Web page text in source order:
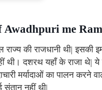
Awadhpuri me
की राजधानी थी| इसकी
थी। दशरथ यहाँ के राजा थे|
मर्यादाओं का पालन
नहीं थी|